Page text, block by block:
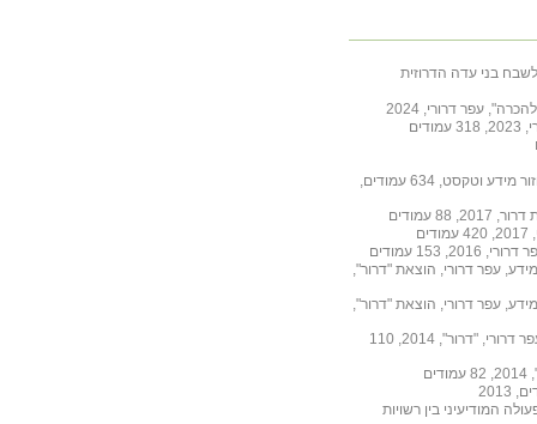
בני עדה הדרוזית
עפר דרורי, 2024
אסופת מאמרים לציון חצי היובל של קבוצת הענין אחזור מידע וטקסט, 634 עמודים,
עמודים
עמודים
עפר דרורי, הוצאת "דרור",
עפר דרורי, הוצאת "דרור",
גיבורי ישראל מקבלי ציון לשבח של מפקד החטיבה, עפר דרורי, "דרור", 2014, 110
המודיעיני בין רשויות